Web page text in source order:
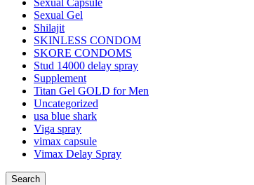
Sexual Capsule
Sexual Gel
Shilajit
SKINLESS CONDOM
SKORE CONDOMS
Stud 14000 delay spray
Supplement
Titan Gel GOLD for Men
Uncategorized
usa blue shark
Viga spray
vimax capsule
Vimax Delay Spray
Search